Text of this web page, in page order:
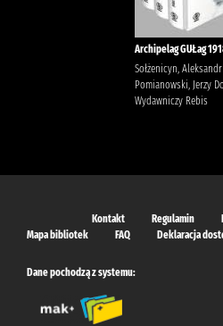
Archipelag GUŁag
Sołżenicyn, Aleksandr
Pomianowski, Jerzy
Wydawniczy Rebis
Kontakt Regulamin
Mapa bibliotek
FAQ Deklaracja
Dane pochodzą z systemu: